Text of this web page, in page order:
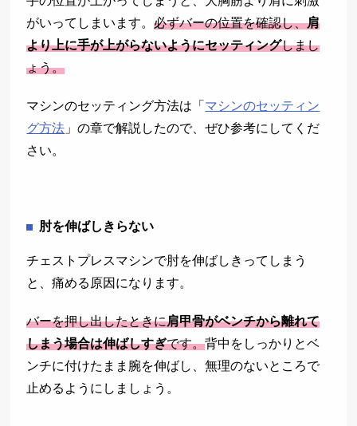
がいってしまいます。必ずバーの位置を確認し、肩
より上に手が上がらないようにセッティングしまし
ょう。
マシンのセッティング方法は「 マシンのセッティン
グ方法 」の章で解説したので、ぜひ参考にしてくだ
さい。
肘を伸ばしきらない
チェストプレスマシンで肘を伸ばしきってしまう
と、痛める原因になります。
バーを押し出したときに肩甲骨がベンチから離れて
しまう場合は伸ばしすぎです。背中をしっかりとベ
ンチに付けたまま腕を伸ばし、無理のないところで
止めるようにしましょう。